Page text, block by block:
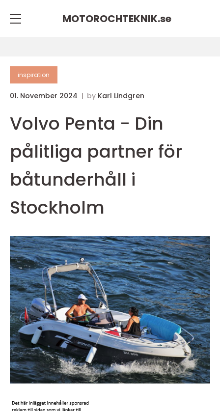
MOTOROCHTEKNIK.se
inspiration
01. November 2024 by Karl Lindgren
Volvo Penta - Din
pålitliga partner för
båtunderhåll i
Stockholm